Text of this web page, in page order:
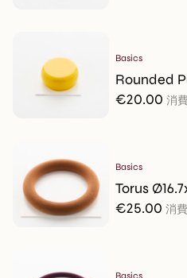
Basics
Rounded
€20.00 消
Basics
Torus
€25.00 消
Basics